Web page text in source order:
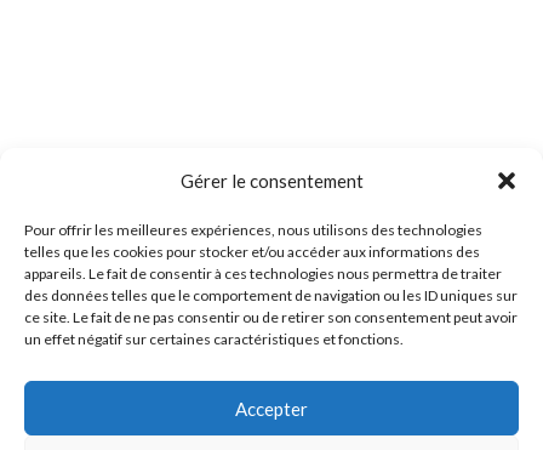
Gérer le consentement
Pour offrir les meilleures expériences, nous utilisons des technologies
telles que les cookies pour stocker et/ou accéder aux informations des
appareils. Le fait de consentir à ces technologies nous permettra de traiter
des données telles que le comportement de navigation ou les ID uniques sur
ce site. Le fait de ne pas consentir ou de retirer son consentement peut avoir
un effet négatif sur certaines caractéristiques et fonctions.
Accepter